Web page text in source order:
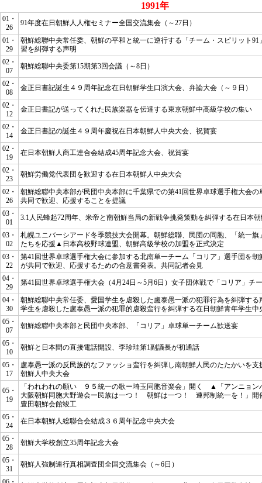
1991年
01・
26
91年度在日朝鮮人人権セミナー全国交流集会（～27日）
01・
29
朝鮮総聯中央常任委、朝鮮の平和と統一に逆行する「チーム・スピリット91
習を糾弾する声明
02・
07
朝鮮総聯中央委第15期第3回会議（～8日）
02・
08
金正日書記誕生４９周年記念在日朝鮮学生口演大会、弁論大会（～９日）
02・
12
金正日書記が送ってくれた民族楽器を伝達する東京朝鮮中高級学校の集い
02・
14
金正日書記の誕生４９周年慶祝在日本朝鮮人中央大会、祝賀宴
02・
19
在日本朝鮮人商工連合会結成45周年記念大会、祝賀宴
02・
23
朝鮮労働党代表団を歓迎する在日本朝鮮人中央大会
02・
26
朝鮮総聯中央本部が民団中央本部に千葉県での第41回世界卓球選手権大会の
共同で歓迎、応援することを提議
03・
01
3.1人民蜂起72周年、米帝と南朝鮮当局の新戦争挑発策動を糾弾する在日本
03・
02
札幌ユニバーシアード冬季競技大会開幕。朝鮮総聯、民団の同胞、「統一旗
たちを応援▲日本高校野球連盟、朝鮮高級学校の加盟を正式決定
03・
22
第41回世界卓球選手権大会に参加する北南単一チーム「コリア」選手団を朝
が共同で歓迎、応援するための合意書発表。共同記者会見
04・
29
第41回世界卓球選手権大会（4月24日～5月6日）女子団体戦で「コリア」チ
04・
30
朝鮮総聯中央常任委、愛国学生を虐殺した盧泰愚一派の犯罪行為を糾弾す
学生を虐殺した盧泰愚一派の犯罪的虐殺蛮行を糾弾する在日朝鮮青年学生中
05・
07
朝鮮総聯中央本部と民団中央本部、「コリア」卓球単一チーム歓送宴
05・
10
朝鮮と日本間の直接電話開設、李珍珪第1副議長が初通話
05・
17
盧泰愚一派の反民族的なファッショ蛮行を糾弾し南朝鮮人民のたたかいを支
朝鮮人中央大会
05・
19
「われわれの願い ９５統一の歌ー埼玉同胞音楽会」開く ▲「アンニョン
大阪朝鮮同胞大野遊会ー民族は一つ！ 朝鮮は一つ！ 連邦制統一を！」
豊田朝鮮会館竣工
05・
24
在日本朝鮮人総聯合会結成３６周年記念中央大会
05・
28
朝鮮大学校創立35周年記念大会
05・
31
朝鮮人強制連行真相調査団全国交流集会（～6日）